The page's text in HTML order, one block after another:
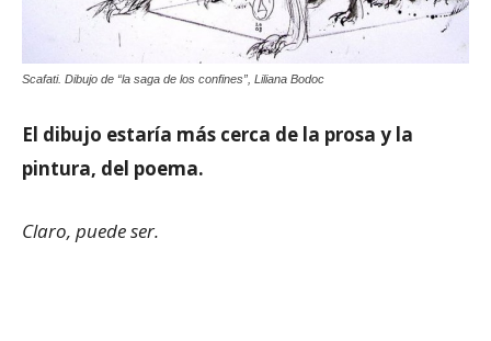
Scafati. Dibujo de “la saga de los confines”, Liliana Bodoc
El dibujo estaría más cerca de la prosa y la
pintura, del poema.
Claro, puede ser.